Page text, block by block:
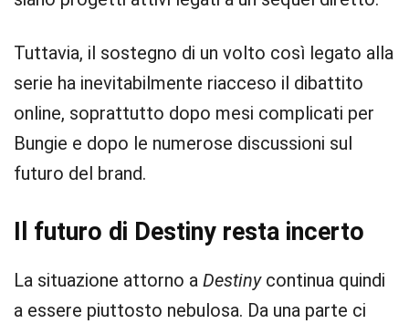
Tuttavia, il sostegno di un volto così legato alla
serie ha inevitabilmente riacceso il dibattito
online, soprattutto dopo mesi complicati per
Bungie e dopo le numerose discussioni sul
futuro del brand.
Il futuro di Destiny resta incerto
La situazione attorno a Destinycontinua quindi
a essere piuttosto nebulosa. Da una parte ci